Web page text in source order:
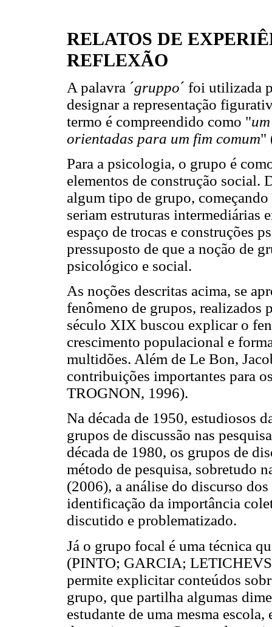
RELATOS DE
REFLEXÃO
A palavra ´gruppo´ foi utilizada
designar a representação
termo é compreendido como "
orientadas para um fim comum"
Para a psicologia, o grupo é
elementos de construção social.
algum tipo de grupo,
seriam estruturas intermediárias
espaço de trocas e construções
pressuposto de que a noção de
psicológico e social.
As noções descritas acima, se
fenômeno de grupos, realizados
século XIX buscou explicar o
crescimento populacional e
multidões. Além de Le Bon,
contribuições importantes para
TROGNON, 1996).
Na década de 1950, estudiosos
grupos de discussão nas
década de 1980, os grupos de
método de pesquisa, sobretudo
(2006), a análise do discurso
identificação da importância
discutido e problematizado.
Já o grupo focal é uma técnica
(PINTO; GARCIA;
permite explicitar conteúdos
grupo, que partilha algumas
estudante de uma mesma